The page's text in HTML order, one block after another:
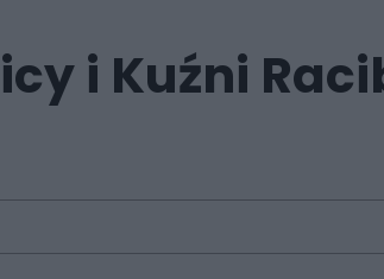
i Kuźni